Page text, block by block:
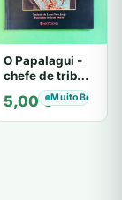
O Papalagui -
chefe de tribo
de tiavéa
5,00€Muito Bom